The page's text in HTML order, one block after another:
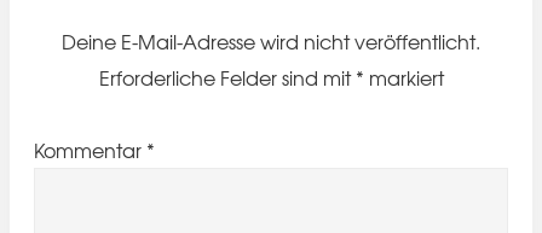
Deine E-Mail-Adresse wird nicht veröffentlicht.
Erforderliche Felder sind mit* markiert
Kommentar *